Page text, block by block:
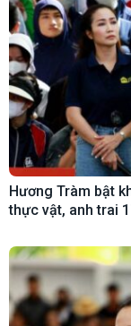
Hương Tràm bật
thực vật, anh trai